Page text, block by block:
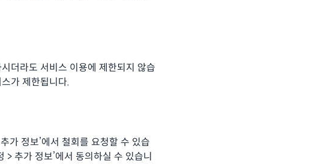
더라도 서비스 이용에 제한되지 않습
가 제한됩니다.
가 정보’에서 철회를 요청할 수 있습
추가 정보’에서 동의하실 수 있습니